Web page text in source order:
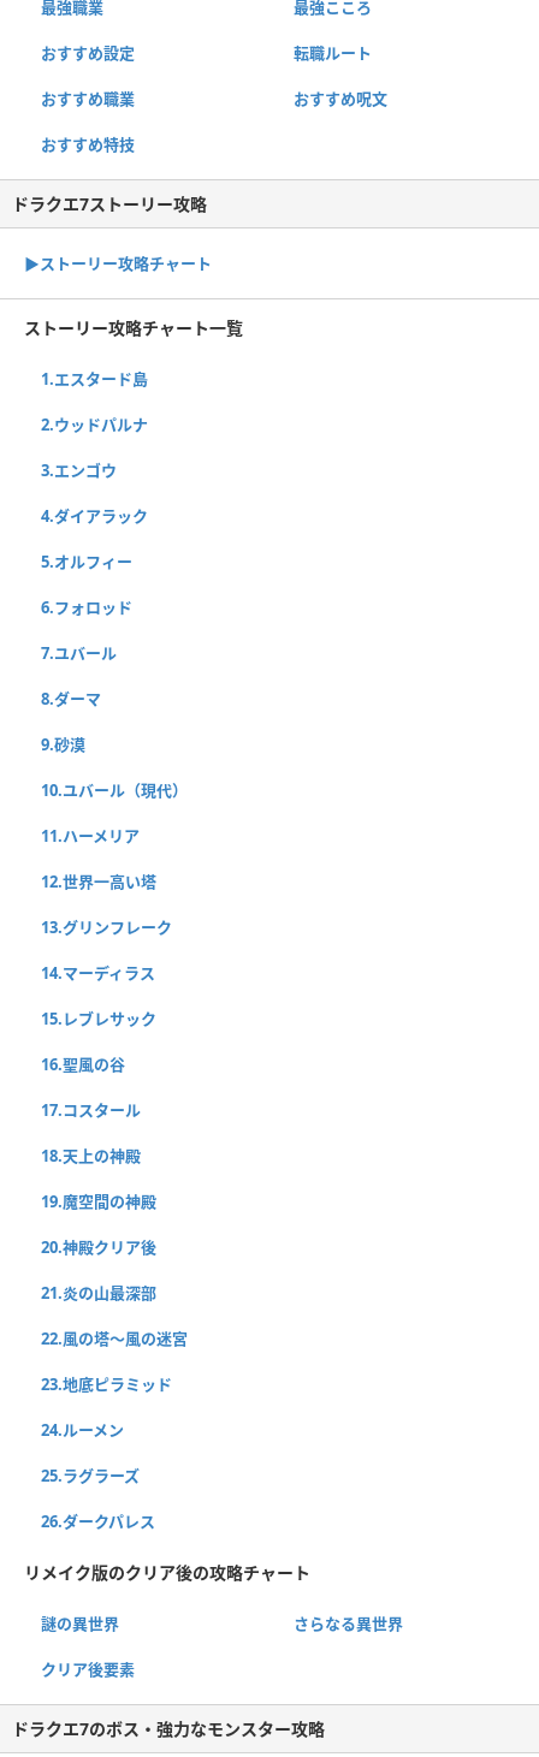
最強職業 最強こころ
おすすめ設定 転職ルート
おすすめ職業 おすすめ呪文
おすすめ特技
ドラクエ7ストーリー攻略
▶ストーリー攻略チャート
ストーリー攻略チャート一覧
1.エスタード島
2.ウッドパルナ
3.エンゴウ
4.ダイアラック
5.オルフィー
6.フォロッド
7.ユバール
8.ダーマ
9.砂漠
10.ユバール（現代）
11.ハーメリア
12.世界一高い塔
13.グリンフレーク
14.マーディラス
15.レブレサック
16.聖風の谷
17.コスタール
18.天上の神殿
19.魔空間の神殿
20.神殿クリア後
21.炎の山最深部
22.風の塔〜風の迷宮
23.地底ピラミッド
24.ルーメン
25.ラグラーズ
26.ダークパレス
リメイク版のクリア後の攻略チャート
謎の異世界 さらなる異世界
クリア後要素
ドラクエ7のボス・強力なモンスター攻略